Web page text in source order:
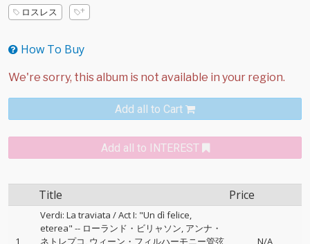
ロスレス
How To Buy
Add all to Cart
Add all to INTEREST
Title Price
1
Verdi: La traviata / Act I: "Un dì felice,
eterea" -- ローランド・ビリャソン アンナ・
ネトレプコ ウィーン・フィルハーモニー管弦
N/A